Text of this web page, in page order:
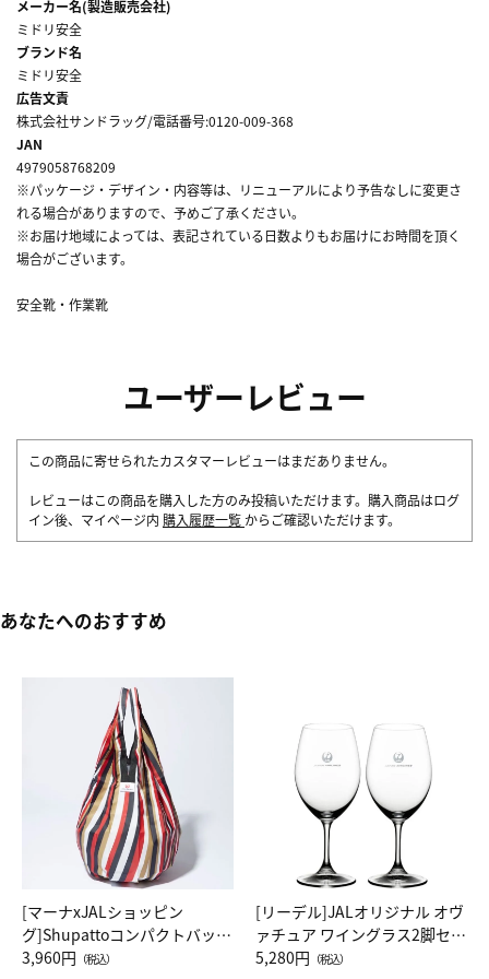
メーカー名(製造販売会社)
ミドリ安全
ブランド名
ミドリ安全
広告文責
株式会社サンドラッグ/電話番号:0120-009-368
JAN
4979058768209
※パッケージ・デザイン・内容等は、リニューアルにより予告なしに変更さ
れる場合がありますので、予めご了承ください。
※お届け地域によっては、表記されている日数よりもお届けにお時間を頂く
場合がございます。
安全靴・作業靴
ユーザーレビュー
この商品に寄せられたカスタマーレビューはまだありません。
レビューはこの商品を購入した方のみ投稿いただけます。購入商品はログ
イン後、マイページ内 購入履歴一覧 からご確認いただけます。
あなたへのおすすめ
[マーナxJALショッピン
グ]Shupattoコンパクトバッグ
Drop JAL客室乗務員（LC）ス
3,960円 （税込）
[リーデル]JALオリジナル オヴ
ァチュア ワイングラス2脚セッ
ト（レッドワイン）
5,280円 （税込）